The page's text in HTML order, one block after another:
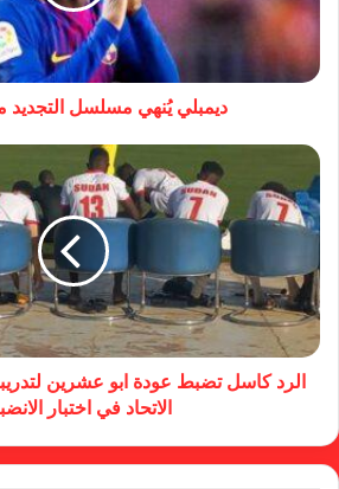
ديمبلي يُنهي مسلسل التجديد
الرد كاسل تضبط عودة ابو عشرين
الاتحاد في اختبار